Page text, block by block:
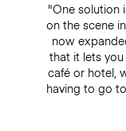
"One solution
on the scene
now
that it lets
café or hotel,
having to go